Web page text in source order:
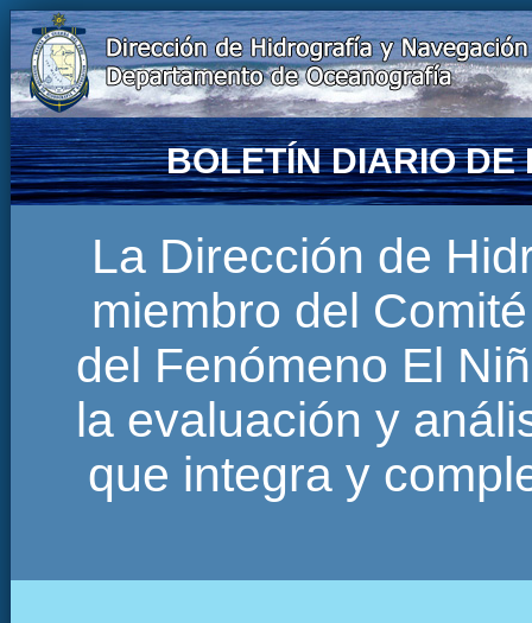
BOLETÍN DIARIO DE
La Dirección de
miembro del
del Fenómeno El
la evaluación y
que integra y